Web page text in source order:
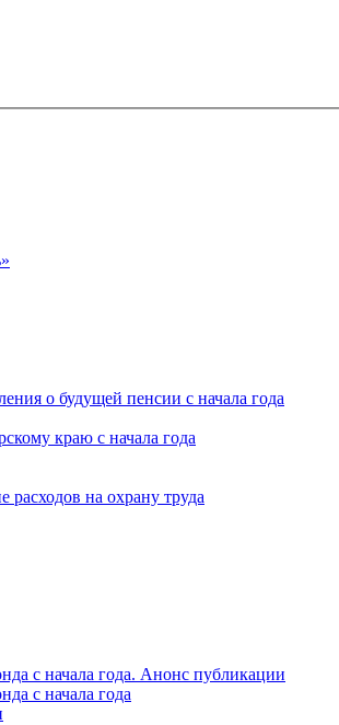
о будущей пенсии с начала года
краю с начала года
на охрану труда
с начала года. Анонс публикации
с начала года